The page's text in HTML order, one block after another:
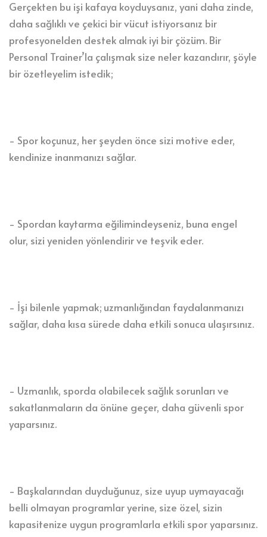
Gerçekten bu işi kafaya koyduysanız, yani daha zinde,
daha sağlıklı ve çekici bir vücut istiyorsanız bir
profesyonelden destek almak iyi bir çözüm. Bir
Personal Trainer’la çalışmak size neler kazandırır, şöyle
bir özetleyelim istedik;
- Spor koçunuz, her şeyden önce sizi motive eder,
kendinize inanmanızı sağlar.
- Spordan kaytarma eğilimindeyseniz, buna engel
olur, sizi yeniden yönlendirir ve teşvik eder.
- İşi bilenle yapmak; uzmanlığından faydalanmanızı
sağlar, daha kısa sürede daha etkili sonuca ulaşırsınız.
- Uzmanlık, sporda olabilecek sağlık sorunları ve
sakatlanmaların da önüne geçer, daha güvenli spor
yaparsınız.
- Başkalarından duyduğunuz, size uyup uymayacağı
belli olmayan programlar yerine, size özel, sizin
kapasitenize uygun programlarla etkili spor yaparsınız.